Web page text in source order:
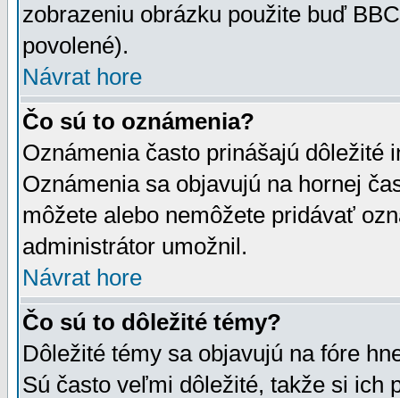
zobrazeniu obrázku použite buď
povolené).
Návrat hore
Čo sú to oznámenia?
Oznámenia často prinášajú dôležité
Oznámenia sa objavujú na hornej
môžete alebo nemôžete pridávať
administrátor umožnil.
Návrat hore
Čo sú to dôležité témy?
Dôležité témy sa objavujú na fóre
Sú často veľmi dôležité, takže si ich